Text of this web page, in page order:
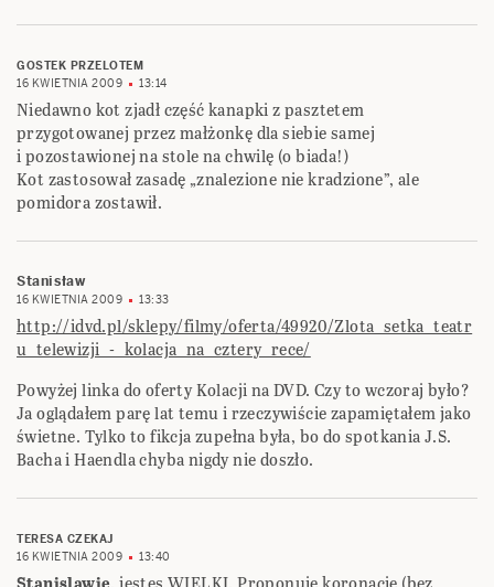
GOSTEK PRZELOTEM
16 KWIETNIA 2009
13:14
Niedawno kot zjadł część kanapki z pasztetem
przygotowanej przez małżonkę dla siebie samej
i pozostawionej na stole na chwilę (o biada!)
Kot zastosował zasadę „znalezione nie kradzione”, ale
pomidora zostawił.
Stanisław
16 KWIETNIA 2009 13:33
http://idvd.pl/sklepy/filmy/oferta/49920/Zlota_setka_teatr
u_telewizji_-_kolacja_na_cztery_rece/
Powyżej linka do oferty Kolacji na DVD. Czy to wczoraj było?
Ja oglądałem parę lat temu i rzeczywiście zapamiętałem jako
świetne. Tylko to fikcja zupełna była, bo do spotkania J.S.
Bacha i Haendla chyba nigdy nie doszło.
TERESA CZEKAJ
16 KWIETNIA 2009
13:40